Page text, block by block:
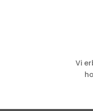
Vi